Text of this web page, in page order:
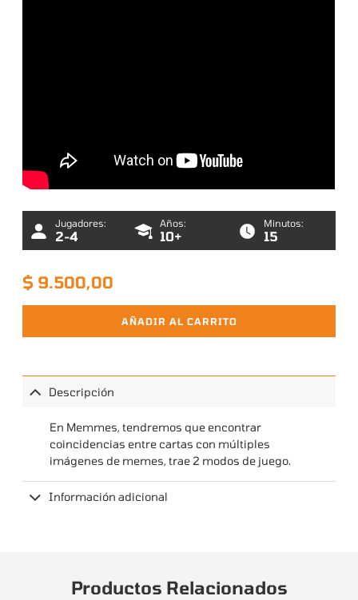
Jugadores:
2-4
Años:
10+
Minutos:
15
$ 9.500,00
AÑADIR AL CARRITO
Descripción
En Memmes, tendremos que encontrar
coincidencias entre cartas con múltiples
imágenes de memes, trae 2 modos de juego.
Información adicional
Productos Relacionados